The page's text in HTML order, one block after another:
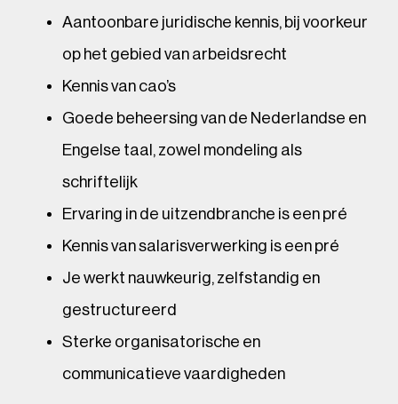
Aantoonbare juridische kennis, bij voorkeur
op het gebied van arbeidsrecht
Kennis van cao’s
Goede beheersing van de Nederlandse en
Engelse taal, zowel mondeling als
schriftelijk
Ervaring in de uitzendbranche is een pré
Kennis van salarisverwerking is een pré
Je werkt nauwkeurig, zelfstandig en
gestructureerd
Sterke organisatorische en
communicatieve vaardigheden